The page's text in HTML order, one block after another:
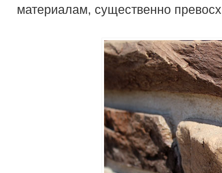
материалам, существенно